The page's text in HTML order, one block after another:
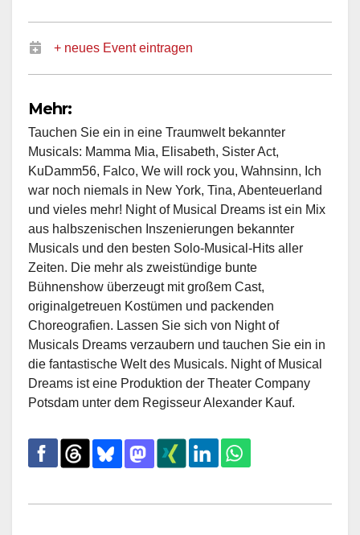
+ neues Event eintragen
Mehr:
Tauchen Sie ein in eine Traumwelt bekannter
Musicals: Mamma Mia, Elisabeth, Sister Act,
KuDamm56, Falco, We will rock you, Wahnsinn, Ich
war noch niemals in New York, Tina, Abenteuerland
und vieles mehr! Night of Musical Dreams ist ein Mix
aus halbszenischen Inszenierungen bekannter
Musicals und den besten Solo-Musical-Hits aller
Zeiten. Die mehr als zweistündige bunte
Bühnenshow überzeugt mit großem Cast,
originalgetreuen Kostümen und packenden
Choreografien. Lassen Sie sich von Night of
Musicals Dreams verzaubern und tauchen Sie ein in
die fantastische Welt des Musicals. Night of Musical
Dreams ist eine Produktion der Theater Company
Potsdam unter dem Regisseur Alexander Kauf.